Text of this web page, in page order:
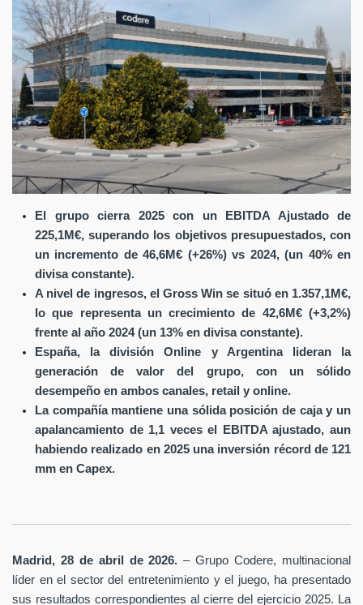
El grupo cierra 2025 con un EBITDA Ajustado de
225,1M€, superando los objetivos presupuestados, con
un incremento de 46,6M€ (+26%) vs 2024, (un 40% en
divisa constante).
A nivel de ingresos, el Gross Win se situó en 1.357,1M€,
lo que representa un crecimiento de 42,6M€ (+3,2%)
frente al año 2024 (un 13% en divisa constante).
España, la división Online y Argentina lideran la
generación de valor del grupo, con un sólido
desempeño en ambos canales, retail y online.
La compañía mantiene una sólida posición de caja y un
apalancamiento de 1,1 veces el EBITDA ajustado, aun
habiendo realizado en 2025 una inversión récord de 121
mm en Capex.
Madrid, 28 de abril de 2026. – Grupo Codere, multinacional
líder en el sector del entretenimiento y el juego, ha presentado
sus resultados correspondientes al cierre del ejercicio 2025. La